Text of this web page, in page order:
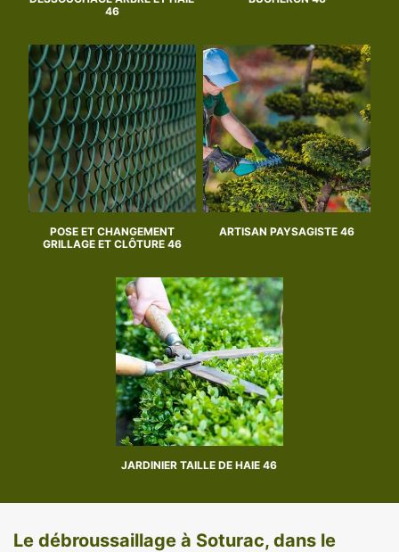
46
POSE ET CHANGEMENT
GRILLAGE ET CLÔTURE 46
ARTISAN PAYSAGISTE 46
JARDINIER TAILLE DE HAIE 46
Le débroussaillage à Soturac, dans le